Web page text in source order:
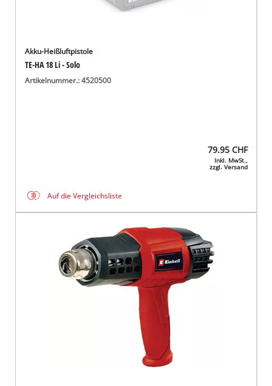
Akku-Heißluftpistole
TE-HA 18 Li - Solo
Artikelnummer.: 4520500
79.95 CHF
Inkl. MwSt.,
zzgl. Versand
Auf die Vergleichsliste